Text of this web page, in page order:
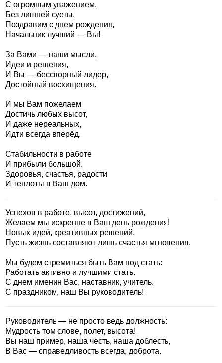
С огромным уважением,
Без лишней суеты,
Поздравим с днем рождения,
Начальник лучший — Вы!
За Вами — наши мысли,
Идеи и решения,
И Вы — бесспорный лидер,
Достойный восхищения.
И мы Вам пожелаем
Достичь любых высот,
И даже нереальных,
Идти всегда вперёд.
Стабильности в работе
И прибыли большой.
Здоровья, счастья, радости
И теплоты в Ваш дом.
Успехов в работе, высот, достижений,
Желаем мы искренне в Ваш день рождения!
Новых идей, креативных решений.
Пусть жизнь составляют лишь счастья мгновения.
Мы будем стремиться быть Вам под стать:
Работать активно и лучшими стать.
С днем именин Вас, наставник, учитель.
С праздником, наш Вы руководитель!
Руководитель — не просто ведь должность:
Мудрость том слове, полет, высота!
Вы наш пример, наша честь, наша доблесть,
В Вас — справедливость всегда, доброта.